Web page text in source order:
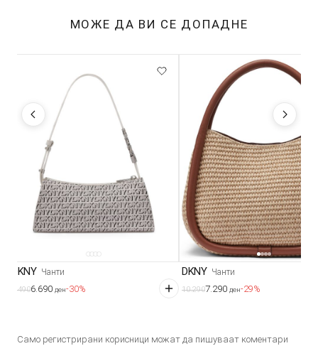
МОЖЕ ДА ВИ СЕ ДОПАДНЕ
DKNY Чанти
9.4906.690 ден-30%
DKNY Чанти
10.2907.290 ден-29%
Само регистрирани корисници можат да пишуваат коментари